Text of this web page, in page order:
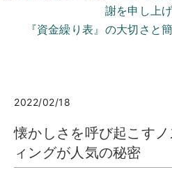
謝を申し上げ
『資金繰り表』の大切さと
2022/02/18
懐かしさを呼び起こす
ィングが人気の秘密